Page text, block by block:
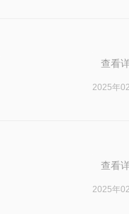
查看
2025年
查看
2025年